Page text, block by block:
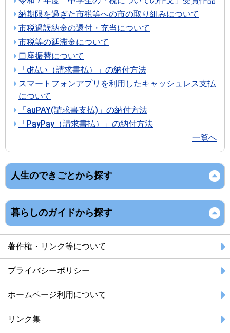
納期限を過ぎた市税等への市の取り組みについて
市税過誤納金の還付・充当について
市税等の延滞金について
口座振替について
「d払い（請求書払）」の納付方法
スマートフォンアプリを利用したキャッシュレス支払
について
「auPAY(請求書支払)」の納付方法
「PayPay（請求書払）」の納付方法
一覧へ
人生のできごとから探す
暮らしのガイドから探す
著作権・リンク等について
プライバシーポリシー
ホームページ利用について
リンク集